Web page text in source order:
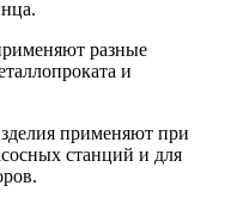
разные
и
применяют при
станций и для